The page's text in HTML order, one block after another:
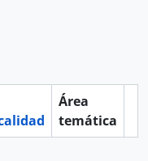
Área
temática